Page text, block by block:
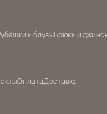
и блузыБрюки и
ОплатаДоставка